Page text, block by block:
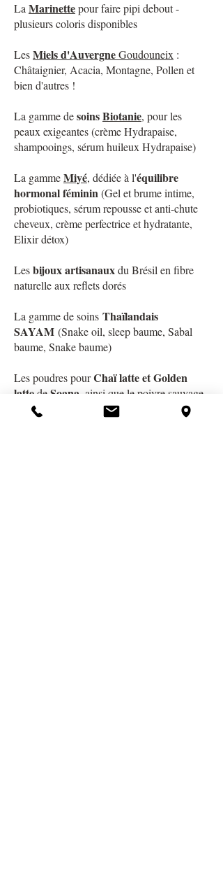
La Marinettepour faire pipi debout -
plusieurs coloris disponibles
LesMiels d'AuvergneGoudouneix :
Châtaignier, Acacia, Montagne, Pollen et
bien d'autres !
La gamme desoinsBiotanie, pour les
peaux exigeantes (crème Hydrapaise,
shampooings, sérum huileux Hydrapaise)
La gammeMiyé, dédiée à l'équilibre
hormonal féminin(Gel et brume intime,
probiotiques, sérum repousse et anti-chute
cheveux, crème perfectrice et hydratante,
Elixir détox)
Lesbijoux artisanauxdu Brésil en fibre
naturelle aux reflets dorés
La gamme de soins Thaïlandais
SAYAM (Snake oil, sleep baume, Sabal
baume, Snake baume)
Les poudres pourChaï latte et Golden
lattedeSoana , ainsi que le poivre sauvage
de Madagascar